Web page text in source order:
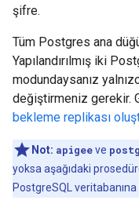
şifre.
Tüm Postgres ana
Yapılandırılmış iki
modundaysanız
değiştirmeniz gerekir.
bekleme replikası
Not: apigeeve
yoksa aşağıdaki
PostgreSQL